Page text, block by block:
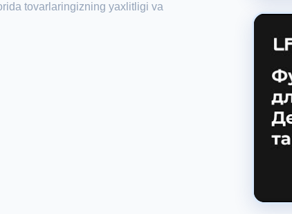
tovarlaringizning yaxlitligi va